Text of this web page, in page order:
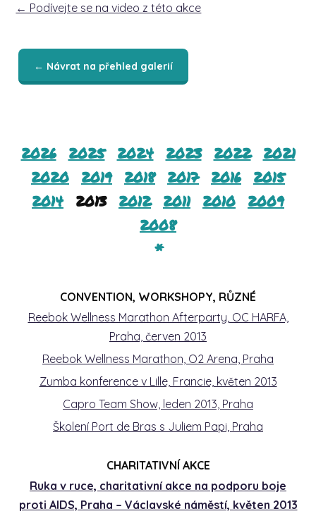
← Podívejte se na video z této akce
← Návrat na přehled galerií
2026 2025 2024 2023 2022
2021
2020
2019 2018 2017 2016
2015
2014
2013 2012 2011 2010
2009
2008
*
CONVENTION, WORKSHOPY, RŮZNÉ
Reebok Wellness Marathon Afterparty, OC HARFA,
Praha, červen 2013
Reebok Wellness Marathon, O2 Arena, Praha
Zumba konference v Lille, Francie, květen 2013
Capro Team Show, leden 2013, Praha
Školení Port de Bras s Juliem Papi, Praha
CHARITATIVNÍ AKCE
Ruka v ruce, charitativní akce na podporu boje
proti AIDS, Praha – Václavské náměstí, květen 2013